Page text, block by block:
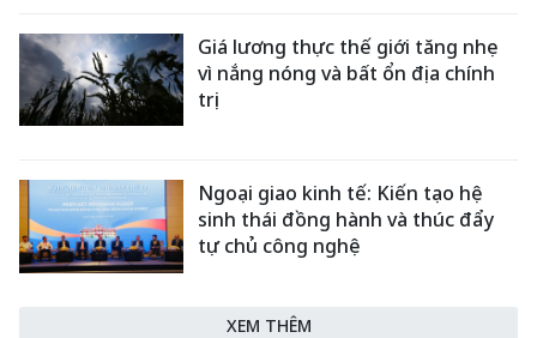
Giá lương thực thế giới tăng nhẹ
vì nắng nóng và bất ổn địa chính
trị
Ngoại giao kinh tế: Kiến tạo hệ
sinh thái đồng hành và thúc đẩy
tự chủ công nghệ
XEM THÊM